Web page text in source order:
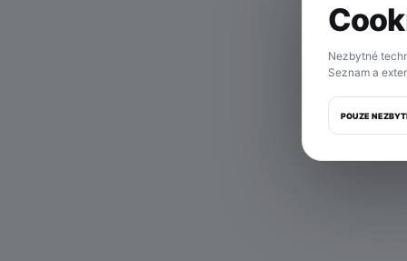
Nezbytné
Seznam a
POUZE